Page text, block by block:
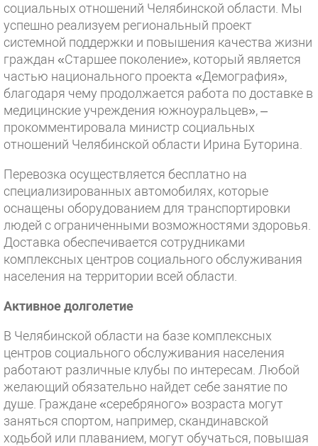
социальных отношений Челябинской области. Мы
успешно реализуем региональный проект
системной поддержки и повышения качества жизни
граждан «Старшее поколение», который является
частью национального проекта «Демография»,
благодаря чему продолжается работа по доставке в
медицинские учреждения южноуральцев», –
прокомментировала министр социальных
отношений Челябинской области Ирина Буторина.
Перевозка осуществляется бесплатно на
специализированных автомобилях, которые
оснащены оборудованием для транспортировки
людей с ограниченными возможностями здоровья.
Доставка обеспечивается сотрудниками
комплексных центров социального обслуживания
населения на территории всей области.
Активное долголетие
В Челябинской области на базе комплексных
центров социального обслуживания населения
работают различные клубы по интересам. Любой
желающий обязательно найдет себе занятие по
душе. Граждане «серебряного» возраста могут
заняться спортом, например, скандинавской
ходьбой или плаванием, могут обучаться, повышая